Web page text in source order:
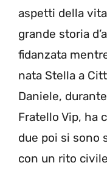
aspetti della
grande storia
fidanzata
nata Stella a
Daniele,
Fratello Vip, ha
due poi si sono
con un rito